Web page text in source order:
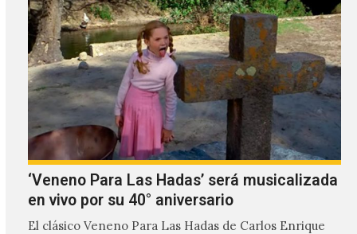
‘Veneno Para Las Hadas’ será musicalizada
en vivo por su 40° aniversario
El clásico Veneno Para Las Hadas de Carlos Enrique